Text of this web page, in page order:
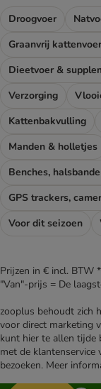
Droogvoer
Graanvrij
Dieetvoer &
Verzorging
Kattenbakvulling
Manden & holletjes
Benches,
GPS trackers,
Voor dit seizoen
Prijzen in € incl. BTW *
"Van"-prijs = De
zooplus behoudt zich
voor direct marketing
kunt hier te allen tijde
met de
bezoeken. Meer